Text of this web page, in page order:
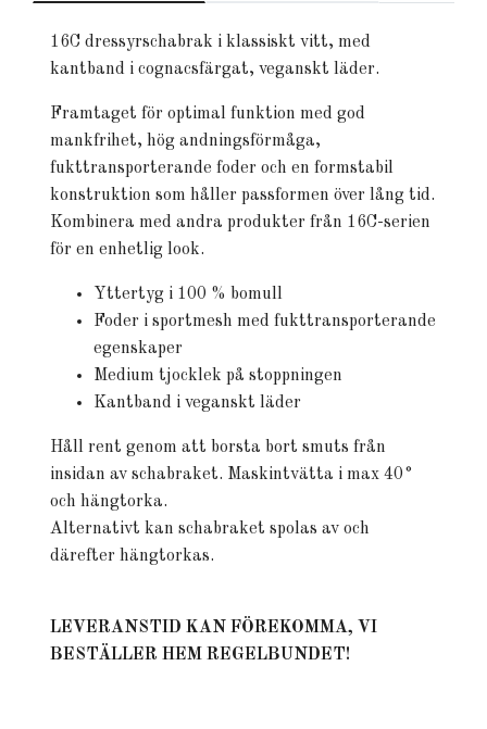
16C dressyrschabrak i klassiskt vitt, med
kantband i cognacsfärgat, veganskt läder.
Framtaget för optimal funktion med god
mankfrihet, hög andningsförmåga,
fukttransporterande foder och en formstabil
konstruktion som håller passformen över lång tid.
Kombinera med andra produkter från 16C-serien
för en enhetlig look.
Yttertyg i 100 % bomull
Foder i sportmesh med fukttransporterande
egenskaper
Medium tjocklek på stoppningen
Kantband i veganskt läder
Håll rent genom att borsta bort smuts från
insidan av schabraket. Maskintvätta i max 40°
och hängtorka.
Alternativt kan schabraket spolas av och
därefter hängtorkas.
LEVERANSTID KAN FÖREKOMMA, VI
BESTÄLLER HEM REGELBUNDET!